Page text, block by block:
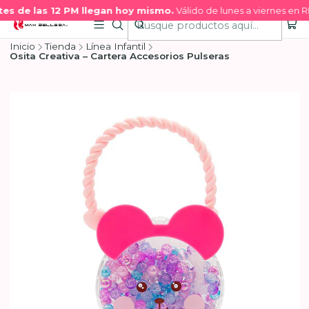
de las 12 PM llegan hoy mismo.Válido de lunes a viernes en
Inicio Tienda
Línea Infantil
Osita Creativa – Cartera Accesorios Pulseras